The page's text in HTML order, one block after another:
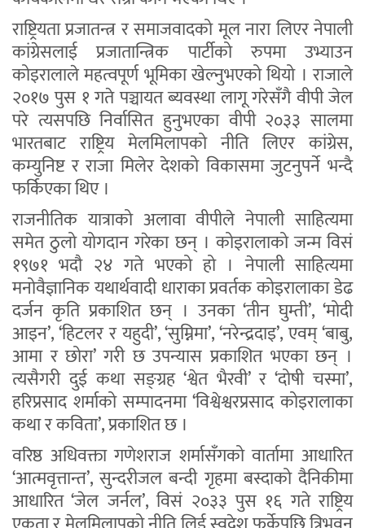
राष्ट्रियता प्रजातन्त्र र समाजवादको मूल नारा लिएर नेपाली
कांग्रेसलाई प्रजातान्त्रिक पार्टीको रुपमा उभ्याउन
कोइरालाले महत्वपूर्ण भूमिका खेल्नुभएको थियो । राजाले
२०१७ पुस १ गते पञ्चायत ब्यवस्था लागू गरेसँगै वीपी जेल
परे त्यसपछि निर्वासित हुनुभएका वीपी २०३३ सालमा
भारतबाट राष्ट्रिय मेलमिलापको नीति लिएर कांग्रेस,
कम्युनिष्ट र राजा मिलेर देशको विकासमा जुटनुपर्ने भन्दै
फर्किएका थिए ।
राजनीतिक यात्राको अलावा वीपीले नेपाली साहित्यमा
समेत ठुलो योगदान गरेका छन् । कोइरालाको जन्म विसं
१९७१ भदौ २४ गते भएको हो । नेपाली साहित्यमा
मनोवैज्ञानिक यथार्थवादी धाराका प्रवर्तक कोइरालाका डेढ
दर्जन कृति प्रकाशित छन् । उनका ‘तीन घुम्ती’, ‘मोदी
आइन’, ‘हिटलर र यहुदी’, ‘सुम्निमा’, ‘नरेन्द्रदाइ’, एवम् ‘बाबु,
आमा र छोरा’ गरी छ उपन्यास प्रकाशित भएका छन् ।
त्यसैगरी दुई कथा सङ्ग्रह ‘श्वेत भैरवी’ र ‘दोषी चस्मा’,
हरिप्रसाद शर्माको सम्पादनमा ‘विश्वेश्वरप्रसाद कोइरालाका
कथा र कविता’, प्रकाशित छ ।
वरिष्ठ अधिवक्ता गणेशराज शर्मासँगको वार्तामा आधारित
‘आत्मवृत्तान्त’, सुन्दरीजल बन्दी गृहमा बस्दाको दैनिकीमा
आधारित ‘जेल जर्नल’, विसं २०३३ पुस १६ गते राष्ट्रिय